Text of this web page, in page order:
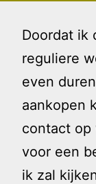
Doordat ik
reguliere
even
aankopen
contact op
voor een
ik zal
naar
inhoud
Gezin
Tag: